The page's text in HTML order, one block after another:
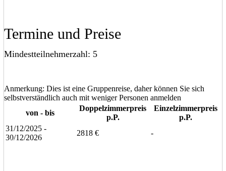
Termine und Preise
Mindestteilnehmerzahl: 5
Anmerkung: Dies ist eine Gruppenreise, daher können Sie sich
selbstverständlich auch mit weniger Personen anmelden
von - bis
Doppelzimmerpreis
p.P.
Einzelzimmerpreis
p.P.
31/12/2025 -
30/12/2026
2818 € -
Eine unverbindliche Anfrage stellen